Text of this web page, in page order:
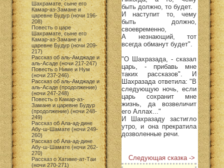
Шахрамате, сыне его
Камар-аз-Замане и
царевне Будур (ночи 196-
208)
Повесть о царе
Шахрамате, сыне его
Камар-аз-Замане и
царевне Будур (ночи 209-
217)
Рассказ об аль-Амджаде и
аль-Асаде (ночи 217-247)
Повесть о Ниме и Нум
(ночи 237-246)
Рассказ об аль-Амджаде и
аль-Асаде (продолжение)
(ночи 247-248)
Повесть о Камар-аз-
Замане и царевне Будур
(продолжение) (ночи 248-
249)
Рассказ об Ала-ад-дине
Абу-ш-Шамате (ночи 249-
260)
Рассказ об Ала-ад-дине
Абу-ш-Шамате (ночи 262-
270)
Рассказ о Хатиме-ат-Таи
(ночи 270-271)
быть должно, то будет.
И наступит то, чему
быть должно,
своевременно,
А незнающий, тот
всегда обманут будет".
"О Шахразада, - сказал
царь, - прибавь мне
таких рассказов". И
Шахразада ответила: "В
следующую ночь, если
царь сохранит мне
жизнь, да возвеличит
его Аллах..."
И Шахразаду застигло
утро, и она прекратила
дозволенные речи.
Следующая сказка ->